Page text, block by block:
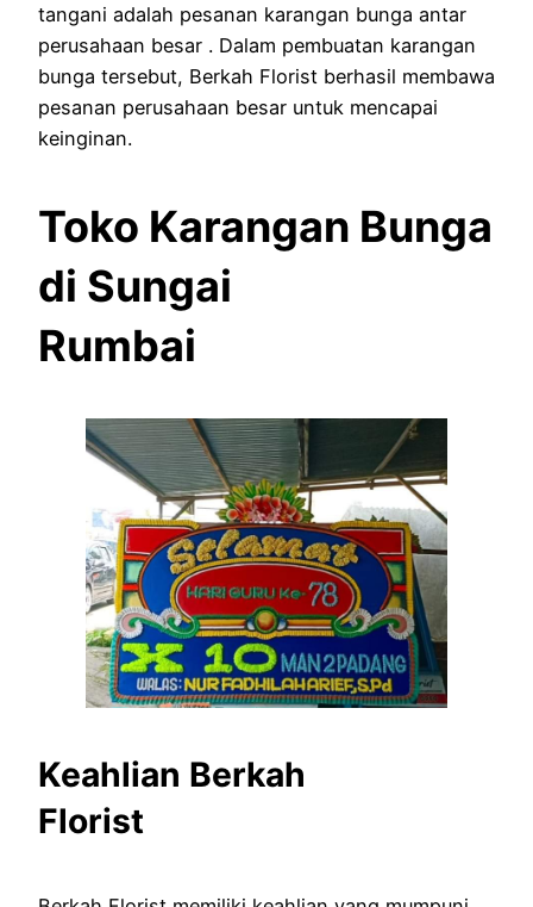
tangani adalah pesanan karangan bunga antar
perusahaan besar . Dalam pembuatan karangan
bunga tersebut, Berkah Florist berhasil membawa
pesanan perusahaan besar untuk mencapai
keinginan.
Toko Karangan Bunga
di Sungai
Rumbai
Keahlian Berkah
Florist